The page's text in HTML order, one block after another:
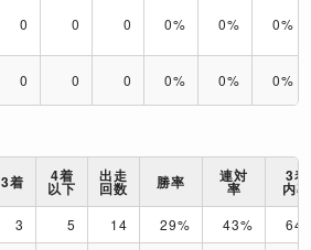
0 0 0 0% 0% 0%
0 0 0 0% 0% 0%
3着 4着
以下
出走
回数 勝率 連対
率
3着
内率
3 5 14 29% 43%